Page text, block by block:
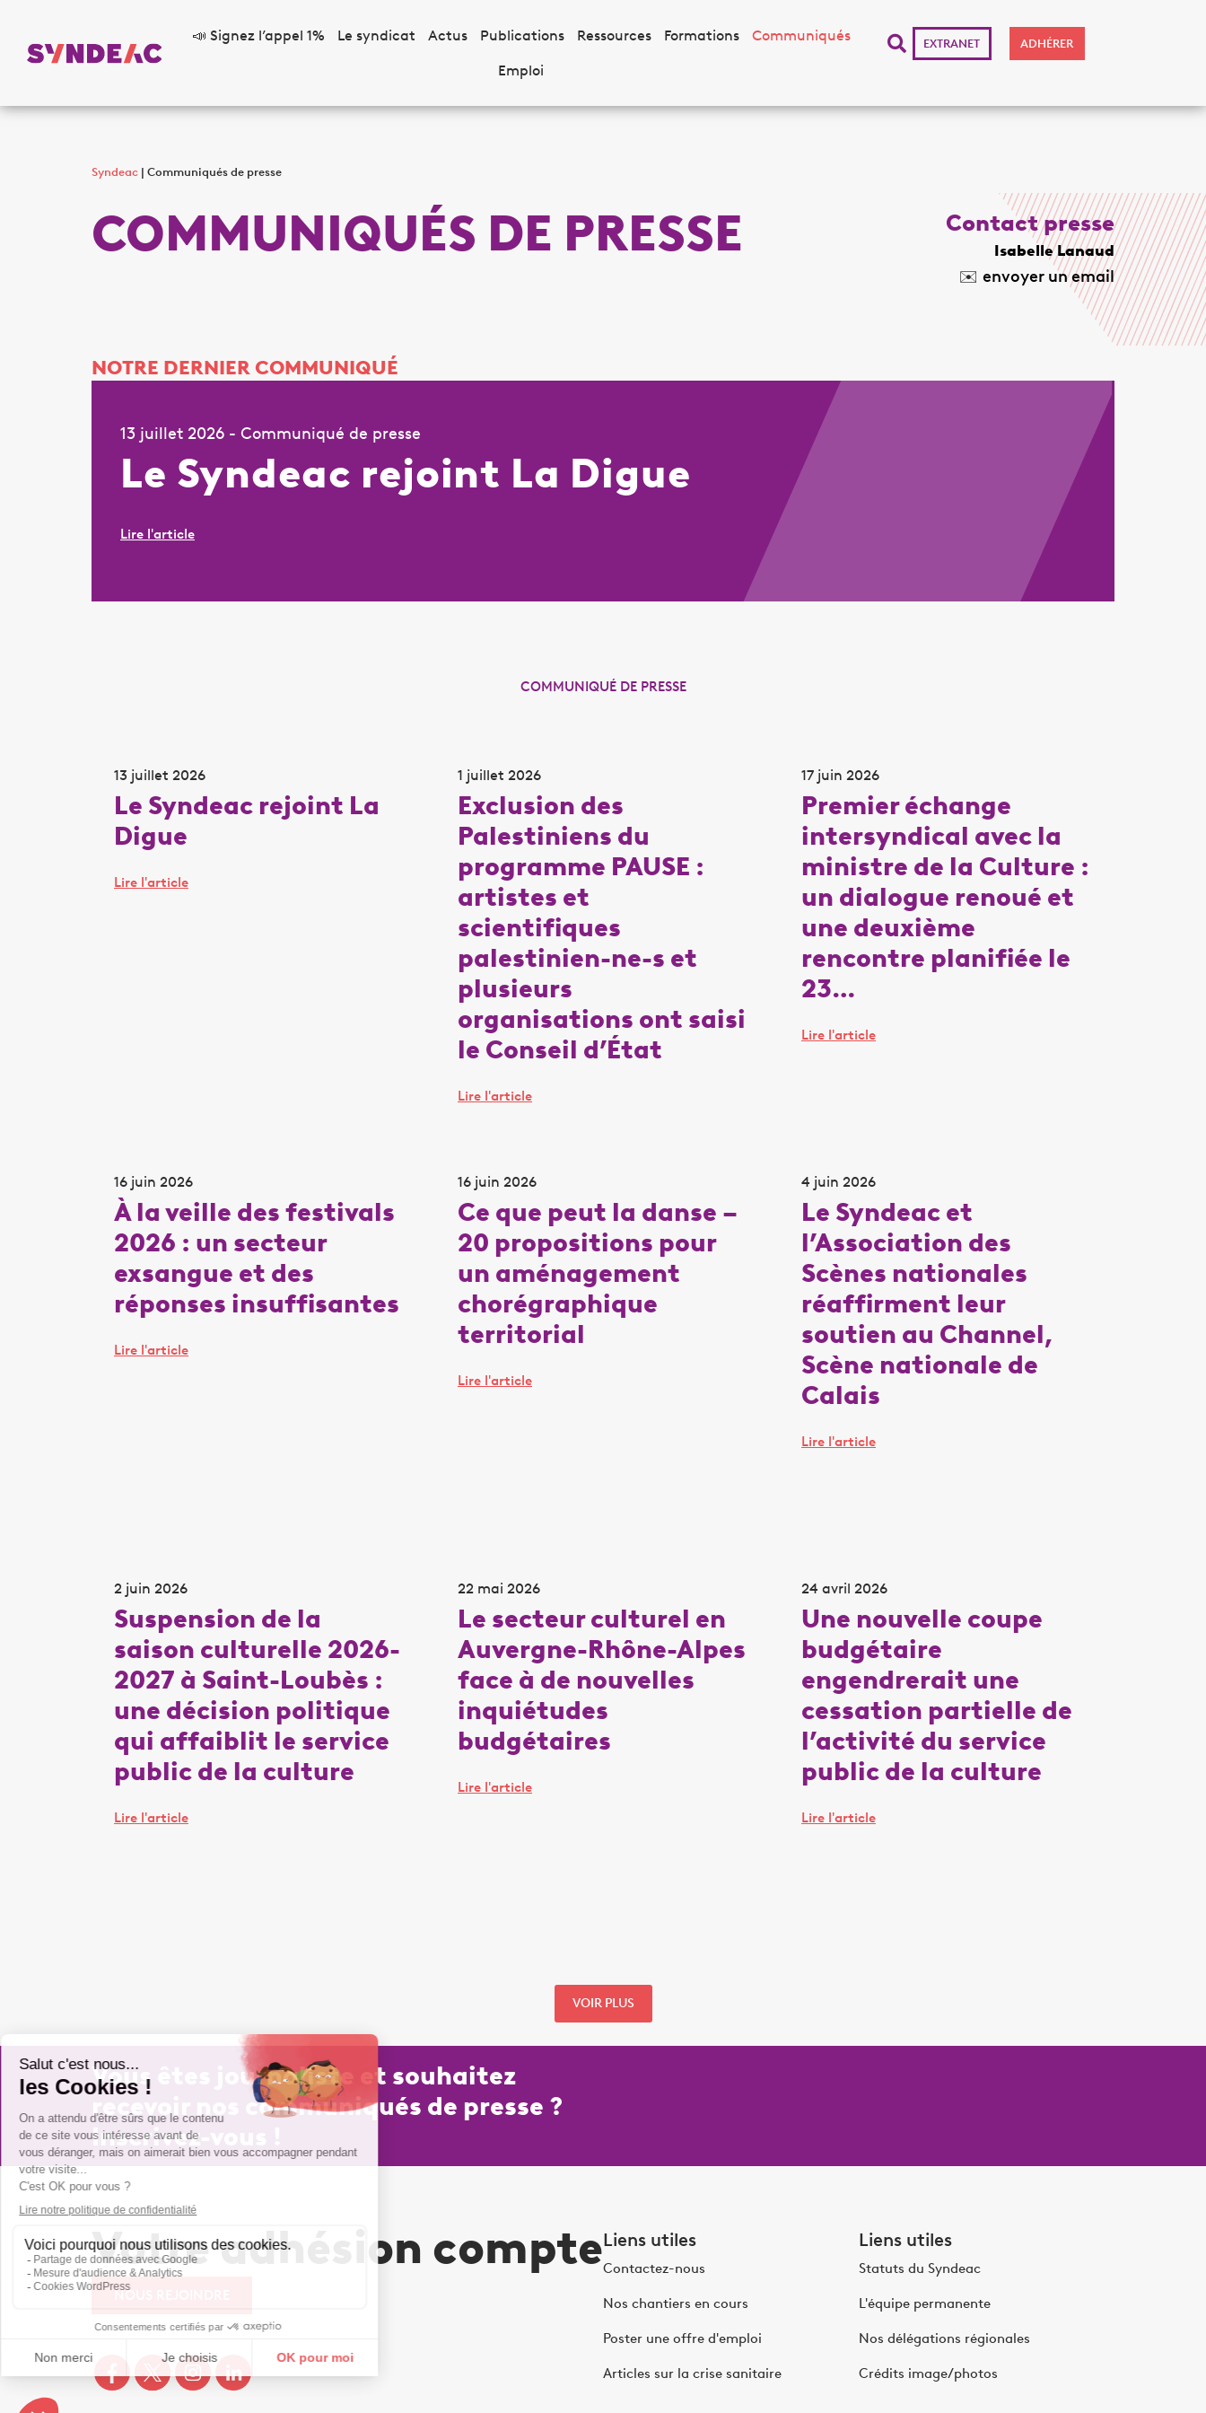
📣 Signez l’appel 1% Le syndicat Actus Publications Ressources Formations Communiqués
Emploi
EXTRANET ADHÉRER
Syndeac | Communiqués de presse
COMMUNIQUÉS DE PRESSE Contact presse
Isabelle Lanaud
✉️ envoyer un email
NOTRE DERNIER COMMUNIQUÉ
13 juillet 2026 - Communiqué de presse
Le Syndeac rejoint La Digue
Lire l'article
COMMUNIQUÉ DE PRESSE
13 juillet 2026
Le Syndeac rejoint La
Digue
Lire l'article
1 juillet 2026
Exclusion des
Palestiniens du
programme PAUSE :
artistes et
scientifiques
palestinien-ne-s et
plusieurs
organisations ont saisi
le Conseil d’État
Lire l'article
17 juin 2026
Premier échange
intersyndical avec la
ministre de la Culture :
un dialogue renoué et
une deuxième
rencontre planifiée le
23…
Lire l'article
16 juin 2026
À la veille des festivals
2026 : un secteur
exsangue et des
réponses insuffisantes
Lire l'article
16 juin 2026
Ce que peut la danse –
20 propositions pour
un aménagement
chorégraphique
territorial
Lire l'article
4 juin 2026
Le Syndeac et
l’Association des
Scènes nationales
réaffirment leur
soutien au Channel,
Scène nationale de
Calais
Lire l'article
2 juin 2026
Suspension de la
saison culturelle 2026-
2027 à Saint-Loubès :
une décision politique
qui affaiblit le service
public de la culture
Lire l'article
22 mai 2026
Le secteur culturel en
Auvergne-Rhône-Alpes
face à de nouvelles
inquiétudes
budgétaires
Lire l'article
24 avril 2026
Une nouvelle coupe
budgétaire
engendrerait une
cessation partielle de
l’activité du service
public de la culture
Lire l'article
VOIR PLUS
Vous êtes journaliste et souhaitez
recevoir nos communiqués de presse ?
Inscrivez-vous !
Votre adhésion compte
NOUS REJOINDRE
Liens utiles
Contactez-nous
Nos chantiers en cours
Poster une offre d'emploi
Articles sur la crise sanitaire
Liens utiles
Statuts du Syndeac
L'équipe permanente
Nos délégations régionales
Crédits image/photos